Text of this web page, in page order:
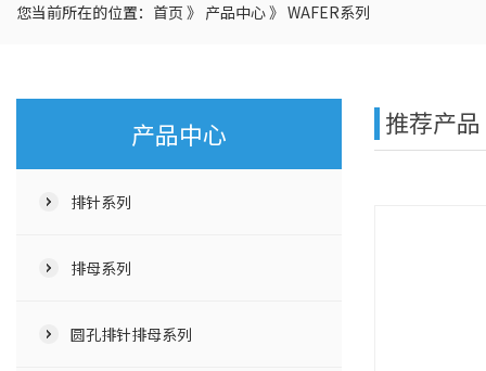
您当前所在的位置： 首页 》 产品中心》 WAFER系列
产品中心
排针系列
排母系列
圆孔排针排母系列
推荐产品